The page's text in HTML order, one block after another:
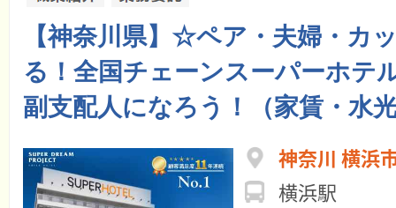
【神奈川県】☆ペア・夫婦・カ
る！全国チェーンスーパーホテ
副支配人になろう！（家賃・水
神奈川 横浜
横浜駅